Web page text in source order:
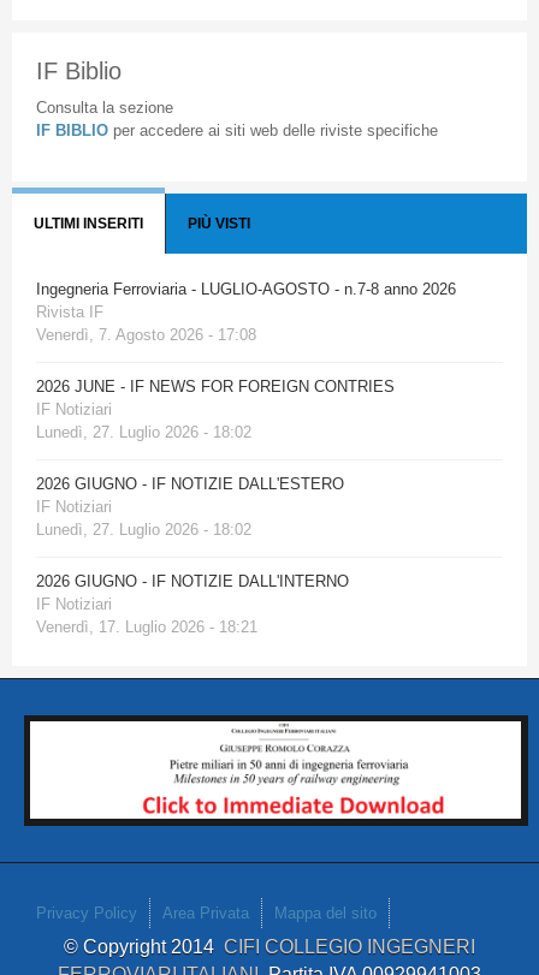
IF Biblio
Consulta la sezione
IF BIBLIO per accedere ai siti web delle riviste specifiche
ULTIMI INSERITI PIÙ VISTI
Ingegneria Ferroviaria - LUGLIO-AGOSTO - n.7-8 anno 2026
Rivista IF
Venerdì, 7. Agosto 2026 - 17:08
2026 JUNE - IF NEWS FOR FOREIGN CONTRIES
IF Notiziari
Lunedì, 27. Luglio 2026 - 18:02
2026 GIUGNO - IF NOTIZIE DALL'ESTERO
IF Notiziari
Lunedì, 27. Luglio 2026 - 18:02
2026 GIUGNO - IF NOTIZIE DALL'INTERNO
IF Notiziari
Venerdì, 17. Luglio 2026 - 18:21
Privacy Policy Area Privata Mappa del sito
© Copyright 2014 CIFI COLLEGIO INGEGNERI